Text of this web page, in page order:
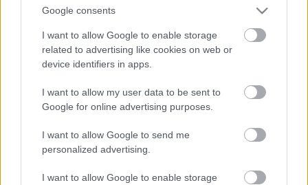
Google consents
I want to allow Google to enable storage
related to advertising like cookies on web or
device identifiers in apps.
I want to allow my user data to be sent to
Google for online advertising purposes.
I want to allow Google to send me
personalized advertising.
I want to allow Google to enable storage
richard_szabo• 2010. március 17.
A csillagpor egy korábbi cikkére hívom föl a
figyelmet, mely a Kiva robotrendszerről szól és
szinte automata raktárat képesek megvalósítani, egy
kis(?) trükkel: a polcok mennek a raktározó